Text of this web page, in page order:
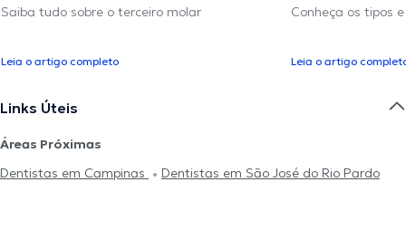
Saiba tudo sobre o terceiro molar
Leia o artigo completo
Conheça os tipos
Leia o artigo
Links Úteis
Áreas Próximas
Dentistas em Campinas
Dentistas em São José do Rio Pardo